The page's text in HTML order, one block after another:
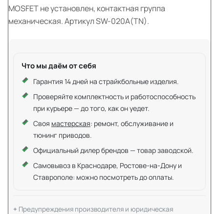
MOSFET не установлен, контактная группа
механическая. Артикул SW-020A(TN).
Что мы даём от себя
Гарантия 14 дней на страйкбольные изделия.
Проверяйте комплектность и работоспособность
при курьере — до того, как он уедет.
Своя мастерская: ремонт, обслуживание и
тюнинг приводов.
Официальный дилер брендов — товар заводской.
Самовывоз в Краснодаре, Ростове-на-Дону и
Ставрополе: можно посмотреть до оплаты.
Предупреждения производителя и юридическая